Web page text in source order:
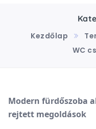
Kezdőlap
WC
Modern fürdőszoba
rejtett megoldások